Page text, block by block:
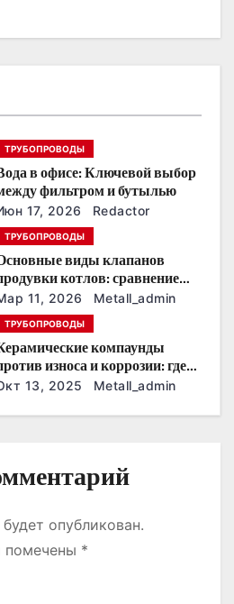
ТРУБОПРОВОДЫ
в офисе: Ключевой выбор
фильтром и бутылью
17, 2026 Redactor
ТРУБОПРОВОДЫ
виды клапанов
котлов: сравнение
и характеристик
11, 2026 Metall_admin
ТРУБОПРОВОДЫ
компаунды
износа и коррозии: где
работают эффективнее
13, 2025 Metall_admin
опубликован.
помечены *